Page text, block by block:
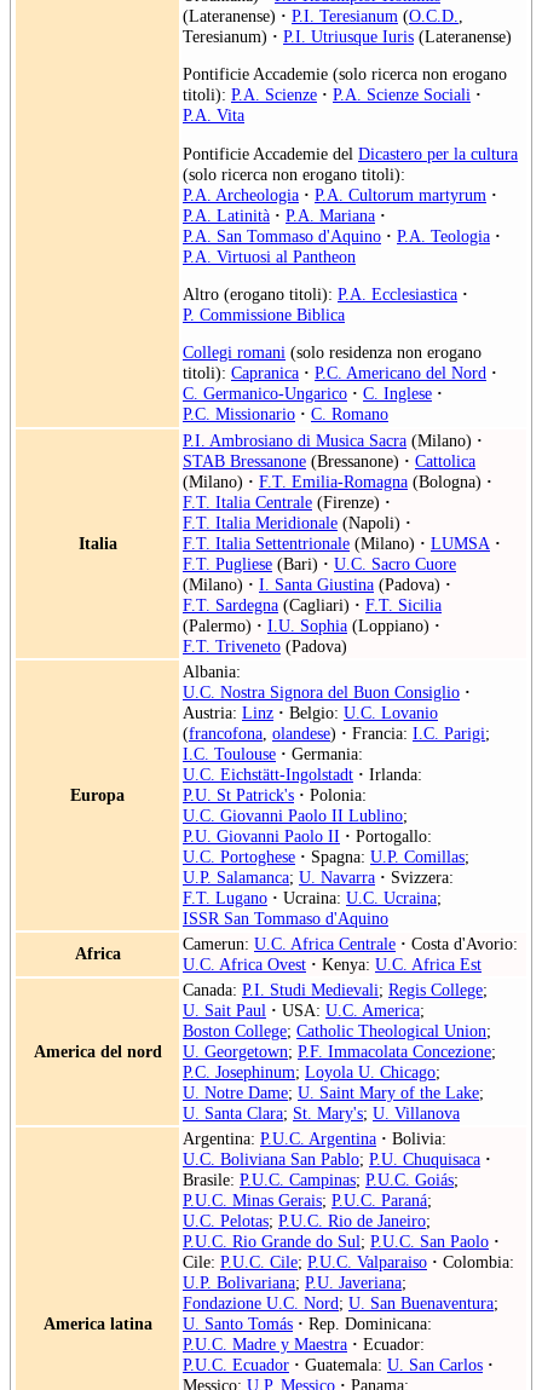
(Lateranense) · P.I. Teresianum (O.C.D.
Teresianum) · P.I. Utriusque Iuris (Lateranense)
Pontificie Accademie (solo ricerca non erogano
titoli): P.A. Scienze · P.A. Scienze Sociali ·
P.A. Vita
Pontificie Accademie del Dicastero per la cultura
(solo ricerca non erogano titoli):
P.A. Archeologia · P.A. Cultorum martyrum ·
P.A. Latinità · P.A. Mariana ·
P.A. San Tommaso d'Aquino · P.A. Teologia ·
P.A. Virtuosi al Pantheon
Altro (erogano titoli): P.A. Ecclesiastica ·
P. Commissione Biblica
Collegi romani (solo residenza non erogano
titoli): Capranica · P.C. Americano del Nord ·
C. Germanico-Ungarico · C. Inglese ·
P.C. Missionario · C. Romano
Italia
P.I. Ambrosiano di Musica Sacra (Milano) ·
STAB Bressanone (Bressanone) · Cattolica
(Milano) · F.T. Emilia-Romagna (Bologna) ·
F.T. Italia Centrale (Firenze) ·
F.T. Italia Meridionale (Napoli) ·
F.T. Italia Settentrionale (Milano) · LUMSA ·
F.T. Pugliese (Bari) · U.C. Sacro Cuore
(Milano) · I. Santa Giustina (Padova) ·
F.T. Sardegna (Cagliari) · F.T. Sicilia
(Palermo) · I.U. Sophia (Loppiano) ·
F.T. Triveneto (Padova)
Europa
Albania:
U.C. Nostra Signora del Buon Consiglio ·
Austria: Linz · Belgio: U.C. Lovanio
(francofona olandese) · Francia: I.C. Parigi;
I.C. Toulouse · Germania:
U.C. Eichstätt-Ingolstadt · Irlanda:
P.U. St Patrick's · Polonia:
U.C. Giovanni Paolo II Lublino;
P.U. Giovanni Paolo II · Portogallo:
U.C. Portoghese · Spagna: U.P. Comillas;
U.P. Salamanca; U. Navarra · Svizzera:
F.T. Lugano · Ucraina: U.C. Ucraina;
ISSR San Tommaso d'Aquino
Africa
Camerun: U.C. Africa Centrale · Costa d'Avorio:
U.C. Africa Ovest · Kenya: U.C. Africa Est
America del nord
Canada: P.I. Studi Medievali; Regis College;
U. Sait Paul · USA: U.C. America;
Boston College; Catholic Theological Union;
U. Georgetown; P.F. Immacolata Concezione;
P.C. Josephinum; Loyola U. Chicago;
U. Notre Dame; U. Saint Mary of the Lake;
U. Santa Clara; St. Mary's; U. Villanova
America latina
Argentina: P.U.C. Argentina · Bolivia:
U.C. Boliviana San Pablo; P.U. Chuquisaca ·
Brasile: P.U.C. Campinas; P.U.C. Goiás;
P.U.C. Minas Gerais; P.U.C. Paraná;
U.C. Pelotas; P.U.C. Rio de Janeiro;
P.U.C. Rio Grande do Sul; P.U.C. San Paolo ·
Cile: P.U.C. Cile; P.U.C. Valparaiso · Colombia:
U.P. Bolivariana; P.U. Javeriana;
Fondazione U.C. Nord; U. San Buenaventura;
U. Santo Tomás · Rep. Dominicana:
P.U.C. Madre y Maestra · Ecuador:
P.U.C. Ecuador · Guatemala: U. San Carlos ·
Messico: U.P. Messico · Panama: